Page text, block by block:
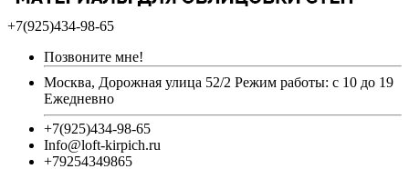
+7(925)434-98-65
Позвоните мне!
Москва, Дорожная улица 52/2 Режим работы: с 10 до 19
Ежедневно
+7(925)434-98-65
Info@loft-kirpich.ru
+79254349865